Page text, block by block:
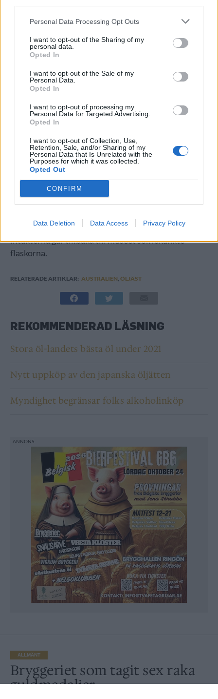
Personal Data Processing Opt Outs
I want to opt-out of the Sharing of my
personal data.
Opted In
I want to opt-out of the Sale of my
Personal Data.
Opted In
I want to opt-out of processing my
Personal Data for Targeted Advertising.
Opted In
I want to opt-out of Collection, Use,
Retention, Sale, and/or Sharing of my
Personal Data that Is Unrelated with the
Purposes for which it was collected.
Opted Out
CONFIRM
Data Deletion Data Access Privacy Policy
från Indien till den brittiska kolonin Port Jackson
1797 när det sjönk utanför Preservation Island.
Där har skeppet legat orört tills dykare hittade och
började undersöka lasten. Te, ris och tobak fanns
ombord men även en hel del öl. Den goda nyheten
Flaskorna hämtades och skänktes till ett museum,
som i sin tur anlitade experter för att ta hand om
jästen.
– Jag förstod att vi hade chansen att få fram en jäst
och av den brygga ett öl som den här planeten inte
sett på 200 år, skrev forskaren David Thurrowgood i
en post på sociala media.
lite kryddor. Premiären blir i juni och en del av
intäkterna går tillbaka till muséet som skänkte
flaskorna.
RELATERADE ARTIKLAR: AUSTRALIEN, ÖLJÄST
REKOMMENDERAD LÄSNING
Stora öl-landets bästa öl under 2021
Nytt uppköp av den japanska öljätten
Myndighet begränsar folks alkoholinköp
ALLMÄNT
Bryggeriet som tagit sex raka
guldmedaljer